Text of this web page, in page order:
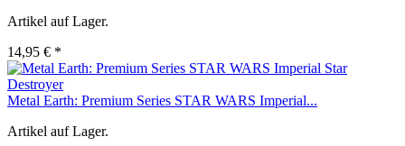
Artikel auf Lager.
14,95 € *
Metal Earth: Premium Series STAR WARS Imperial...
Artikel auf Lager.